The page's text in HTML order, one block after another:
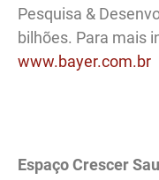
Pesquisa &
bilhões. Para mais
www.bayer.com.br
Espaço Crescer